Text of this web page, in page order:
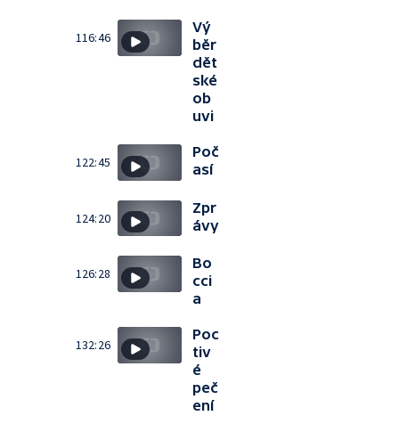
116:46
Vý
běr
dět
ské
ob
uvi
122:45
Poč
así
124:20
Zpr
ávy
126:28
Bo
cci
a
132:26
Poc
tiv
é
peč
ení